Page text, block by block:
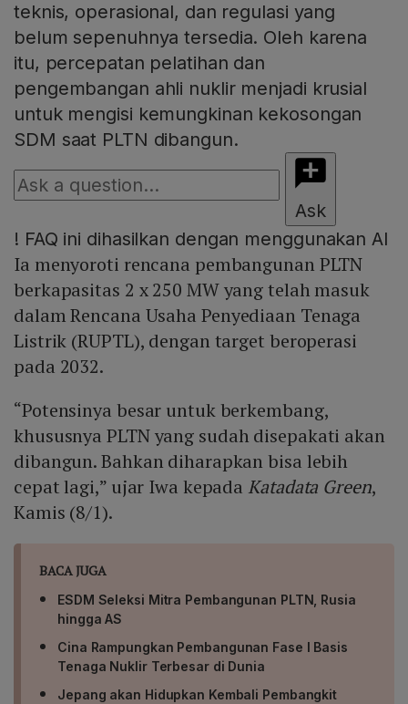
teknis, operasional, dan regulasi yang
belum sepenuhnya tersedia. Oleh karena
itu, percepatan pelatihan dan
pengembangan ahli nuklir menjadi krusial
untuk mengisi kemungkinan kekosongan
SDM saat PLTN dibangun.
Ask
! FAQ ini dihasilkan dengan menggunakan AI
Ia menyoroti rencana pembangunan PLTN
berkapasitas 2 x 250 MW yang telah masuk
dalam Rencana Usaha Penyediaan Tenaga
Listrik (RUPTL), dengan target beroperasi
pada 2032.
“Potensinya besar untuk berkembang,
khususnya PLTN yang sudah disepakati akan
dibangun. Bahkan diharapkan bisa lebih
cepat lagi,” ujar Iwa kepada Katadata Green,
Kamis (8/1).
BACA JUGA
ESDM Seleksi Mitra Pembangunan PLTN, Rusia
hingga AS
Cina Rampungkan Pembangunan Fase I Basis
Tenaga Nuklir Terbesar di Dunia
Jepang akan Hidupkan Kembali Pembangkit